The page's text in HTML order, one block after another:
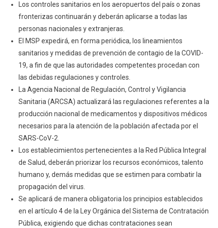
Los controles sanitarios en los aeropuertos del país o zonas
fronterizas continuarán y deberán aplicarse a todas las
personas nacionales y extranjeras.
El MSP expedirá, en forma periódica, los lineamientos
sanitarios y medidas de prevención de contagio de la COVID-
19, a fin de que las autoridades competentes procedan con
las debidas regulaciones y controles.
La Agencia Nacional de Regulación, Control y Vigilancia
Sanitaria (ARCSA) actualizará las regulaciones referentes a la
producción nacional de medicamentos y dispositivos médicos
necesarios para la atención de la población afectada por el
SARS-CoV-2.
Los establecimientos pertenecientes a la Red Pública Integral
de Salud, deberán priorizar los recursos económicos, talento
humano y, demás medidas que se estimen para combatir la
propagación del virus.
Se aplicará de manera obligatoria los principios establecidos
en el artículo 4 de la Ley Orgánica del Sistema de Contratación
Pública, exigiendo que dichas contrataciones sean